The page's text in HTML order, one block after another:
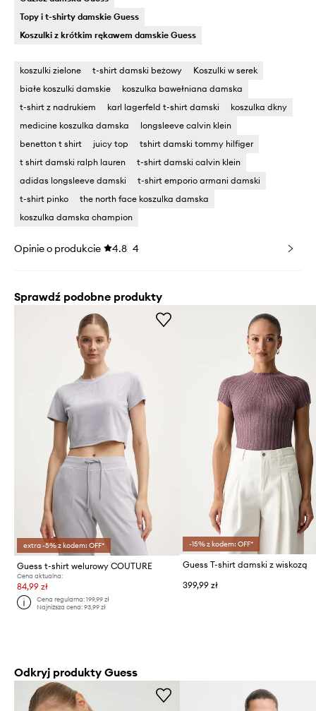
Topy i t-shirty damskie Guess
Koszulki z krótkim rękawem damskie Guess
koszulki zielone t-shirt damski beżowy
Koszulki w serek
białe koszulki damskie
koszulka bawełniana damska
t-shirt z nadrukiem
karl lagerfeld t-shirt damski
koszulka dkny
medicine koszulka damska
longsleeve calvin klein
benetton t shirt
juicy top
tshirt damski tommy hilfiger
t shirt damski ralph lauren
t-shirt damski calvin klein
adidas longsleeve damski
t-shirt emporio armani damski
t-shirt pinko
the north face koszulka damska
koszulka damska champion
Opinie o produkcie 4.8 4
Sprawdź podobne produkty
extra -5% z kodem: OFF*
Guess t-shirt welurowy COUTURE
Cena aktualna:
84,99 zł
Cena regularna:199,99 zł
Najniższa cena:93,99 zł
-15% z kodem: OFF*
Guess T-shirt damski z wiskozą
399,99 zł
Odkryj produkty Guess